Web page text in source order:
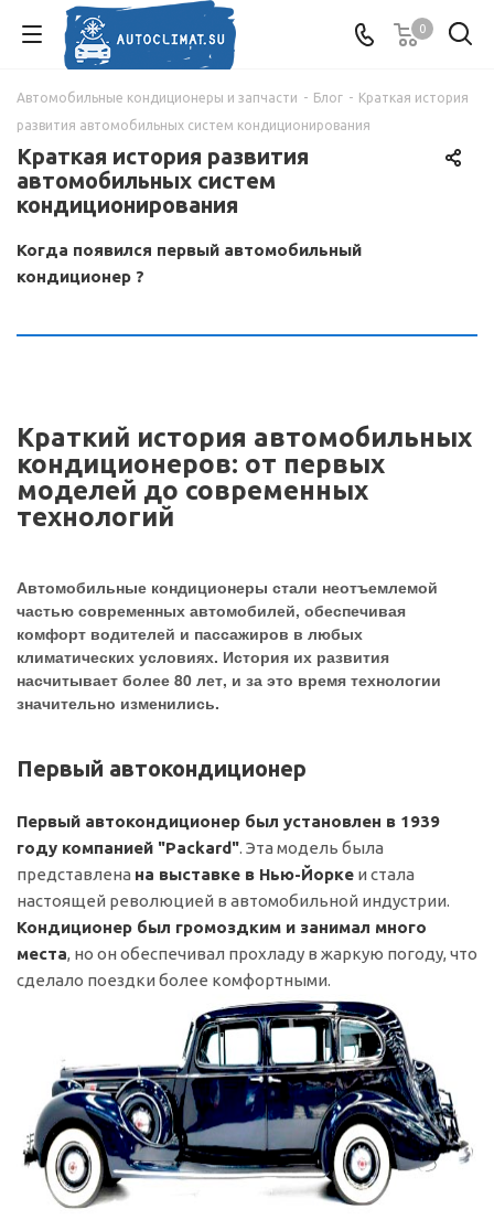
0
Автомобильные кондиционеры и запчасти - Блог - Краткая история
развития автомобильных систем кондиционирования
Краткая история развития
автомобильных систем
кондиционирования
Когда появился первый автомобильный
кондиционер ?
Краткий история автомобильных
кондиционеров: от первых
моделей до современных
технологий
Автомобильные кондиционеры стали неотъемлемой
частью современных автомобилей, обеспечивая
комфорт водителей и пассажиров в любых
климатических условиях. История их развития
насчитывает более 80 лет, и за это время технологии
значительно изменились.
Первый автокондиционер
Первый автокондиционер был установлен в 1939
году компанией "Packard". Эта модель была
представлена на выставке в Нью-Йорке и стала
настоящей революцией в автомобильной индустрии.
Кондиционер был громоздким и занимал много
места, но он обеспечивал прохладу в жаркую погоду, что
сделало поездки более комфортными.